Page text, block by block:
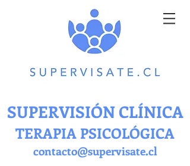
SUPERVISIÓN CLÍNICA
TERAPIA PSICOLÓGICA
contacto@supervisate.cl